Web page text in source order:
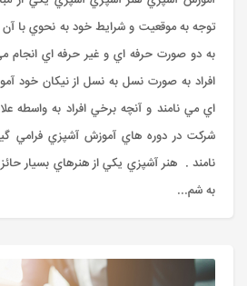
توجه به موقعيت و شرايط خود به نحوي با آن
به دو صورت حرفه اي و غير حرفه اي انجام
افراد به صورت نسل به نسل از نيکان خود
اي مي نامند و آنچه برخي افراد به واسطه
شرکت در دوره هاي آموزش آشپزي فرامي
نامند . هنر آشپزي يکي از هنرهاي بسيار
به شم...